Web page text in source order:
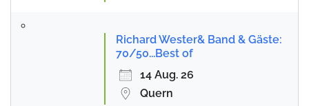
Richard Wester& Band & Gäste:
70/50...Best of
14 Aug. 26
Quern